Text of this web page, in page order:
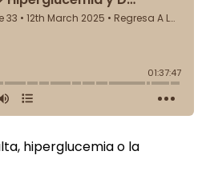
hiperglucemia o la